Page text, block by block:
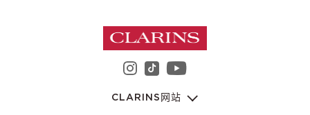
instagram 娇韵诗集团
youtube 娇韵诗集
CLARINS网站